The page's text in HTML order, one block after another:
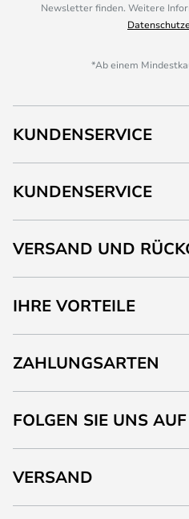
Newsletter finden. Weitere
*Ab einem
KUNDENSERVICE
KUNDENSERVICE
VERSAND UND
IHRE VORTEILE
ZAHLUNGSARTEN
FOLGEN SIE UNS AUF
VERSAND